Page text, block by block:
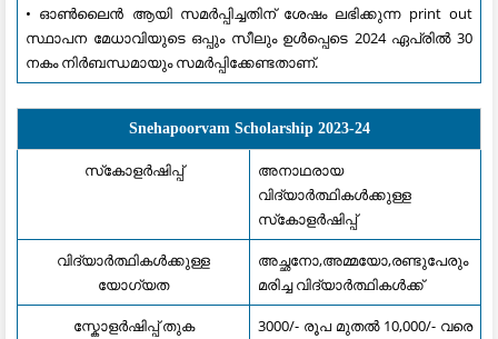
• ഓണ്‍ലൈന്‍ ആയി സമര്‍പ്പിച്ചതിന് ശേഷം ലഭിക്കുന്ന print out
സ്ഥാപന മേധാവിയുടെ ഒപ്പും സീലും ഉള്‍പ്പെടെ 2024 ഏപ്രിൽ 30
നകം നിര്‍ബന്ധമായും സമര്‍പ്പിക്കേണ്ടതാണ്.
Snehapoorvam Scholarship 2023-24
സ്‌കോളർഷിപ്പ്
അനാഥരായ
വിദ്യാർത്ഥികൾക്കുള്ള
സ്‌കോളർഷിപ്പ്
വിദ്യാർത്ഥികൾക്കുള്ള
യോഗ്യത
അച്ഛനോ,അമ്മയോ,രണ്ടുപേരും
മരിച്ച വിദ്യാർത്ഥികൾക്ക്
സ്കോളർഷിപ്പ് തുക
3000/- രൂപ മുതൽ 10,000/- വരെ